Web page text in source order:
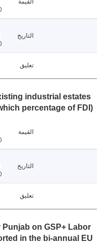
82000.00
06/30
in existing industrial
(of which percentage of
06/30
by Punjab on GSP+
reported in the bi-